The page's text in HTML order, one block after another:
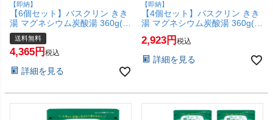
【即納】
【6個セット】バスクリン きき
湯 マグネシウム炭酸湯 360g(カ
ボスの香り)【炭酸入浴剤 腰痛
肩こり】【宅配便送料無料】
(6067889-set6)
送料無料
4,365 税込
詳細を見る
【即納】
【4個セット】バスクリン きき
湯 マグネシウム炭酸湯 360g(カ
ボスの香り)【炭酸入浴剤 腰痛
肩こり】【SBT】(6067889-
2,923 税込
詳細を見る